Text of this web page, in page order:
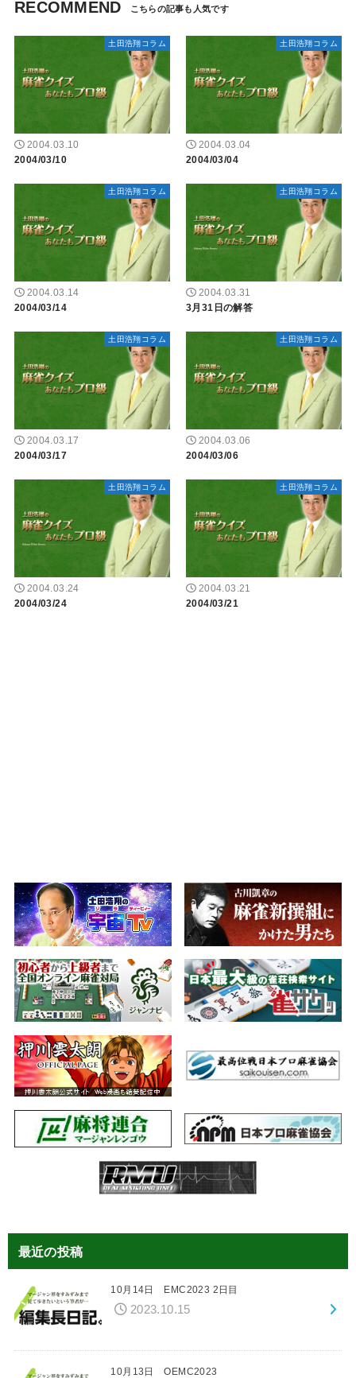
RECOMMEND
土田浩翔コラム
2004.03.10
2004/03/10
土田浩翔コラム
2004.03.04
2004/03/04
土田浩翔コラム
2004.03.14
2004/03/14
土田浩翔コラム
2004.03.31
3月31日の解答
土田浩翔コラム
2004.03.17
2004/03/17
土田浩翔コラム
2004.03.06
2004/03/06
土田浩翔コラム
2004.03.24
2004/03/24
土田浩翔コラム
2004.03.21
2004/03/21
最近の投稿
10月14日 EMC2023 2日目
2023.10.15
10月13日 OEMC2023